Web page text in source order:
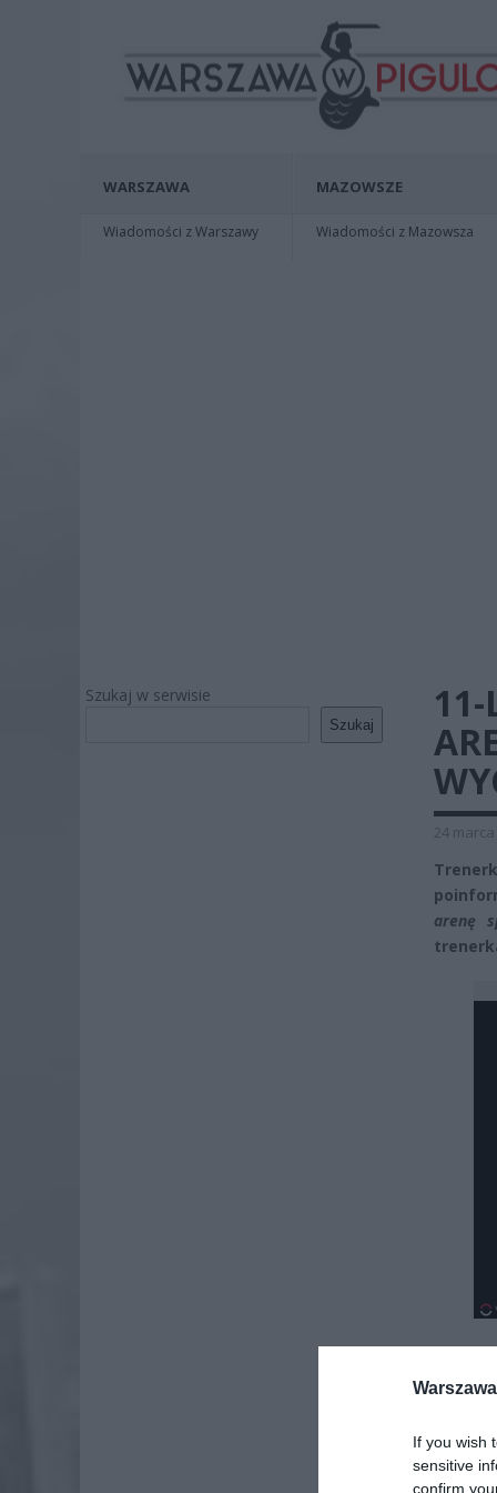
If you wish
sensitive
confirm
WARSZAWA
Wiadomości z Warszawy
MAZOWSZE
Wiadomości z Mazowsza
Szukaj w serwisie
Szukaj
24
arenę